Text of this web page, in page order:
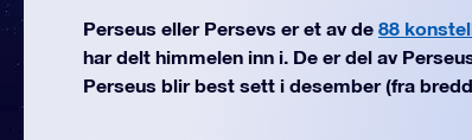
Perseus eller Persevs er et av de 88
har delt himmelen inn i. De er del av
Perseus blir best sett i desember (fra